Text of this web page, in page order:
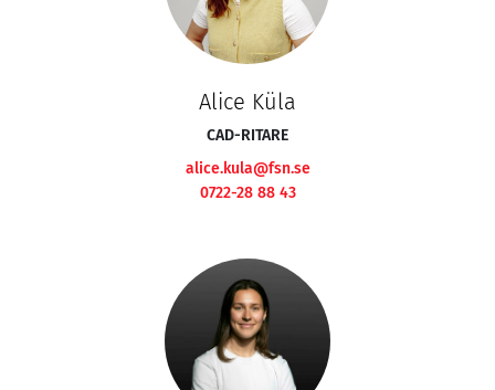
Alice Küla
CAD-RITARE
alice.kula@fsn.se
0722-28 88 43